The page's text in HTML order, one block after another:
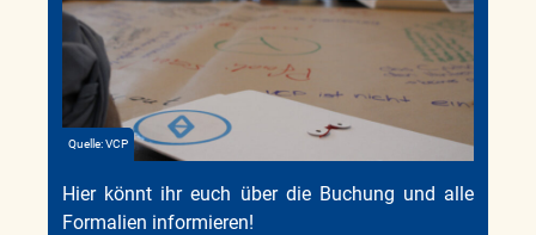
Quelle: VCP
Hier könnt ihr euch über die Buchung und alle
Formalien informieren!